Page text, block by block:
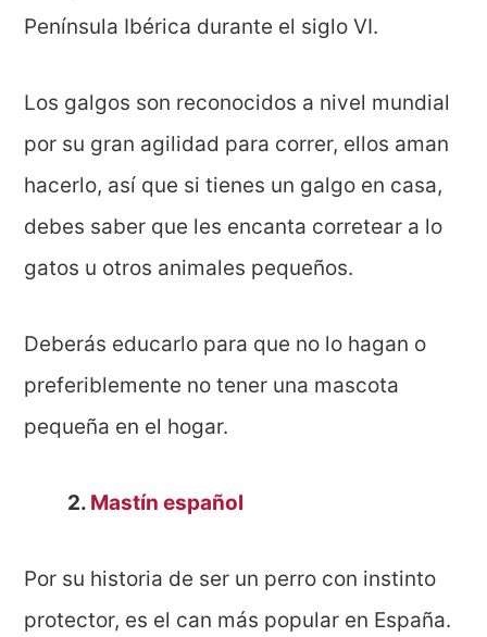
Península Ibérica durante el siglo VI.
Los galgos son reconocidos a nivel mundial
por su gran agilidad para correr, ellos aman
hacerlo, así que si tienes un galgo en casa,
debes saber que les encanta corretear a lo
gatos u otros animales pequeños.
Deberás educarlo para que no lo hagan o
preferiblemente no tener una mascota
pequeña en el hogar.
2. Mastín español
Por su historia de ser un perro con instinto
protector, es el can más popular en España.